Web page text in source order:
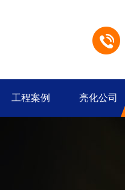
工程案例 亮化公司